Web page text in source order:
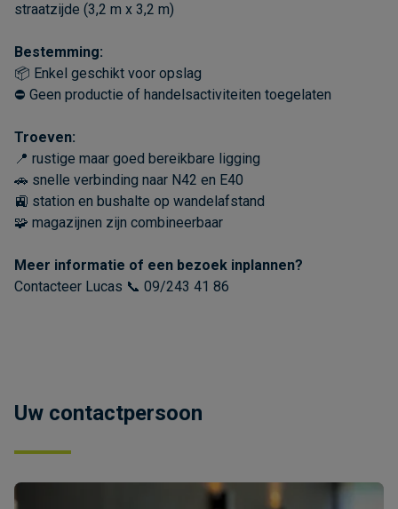
straatzijde (3,2 m x 3,2 m)
Bestemming:
📦 Enkel geschikt voor opslag
⛔ Geen productie of handelsactiviteiten toegelaten
Troeven:
📍 rustige maar goed bereikbare ligging
🚗 snelle verbinding naar N42 en E40
🚉 station en bushalte op wandelafstand
🧩 magazijnen zijn combineerbaar
Meer informatie of een bezoek inplannen?
Contacteer Lucas 📞 09/243 41 86
Uw contactpersoon